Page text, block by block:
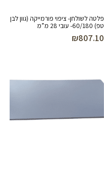
פלטה לשולחן- ציפוי פורמייקה (גוון לבן
טפ) 60/180- עובי 28 מ”מ
₪807.10